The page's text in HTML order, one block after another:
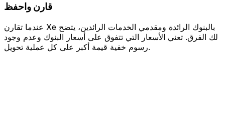
قارن واحفظ
عندما تقارن Xe بالبنوك الرائدة ومقدمي الخدمات الرائدين، يتضح
لك الفرق. تعني الأسعار التي تتفوق على أسعار البنوك وعدم وجود
رسوم خفية قيمة أكبر على كل عملية تحويل.